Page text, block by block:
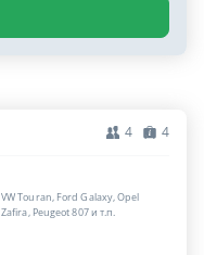
4 4
VW Touran, Ford Galaxy, Opel
Zafira, Peugeot 807 и т.п.